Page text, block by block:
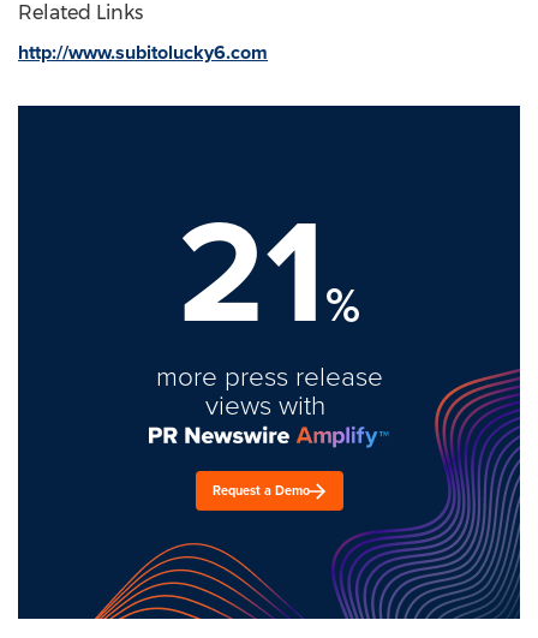
Related Links
http://www.subitolucky6.com
21%
more press release
views with
Request a Demo